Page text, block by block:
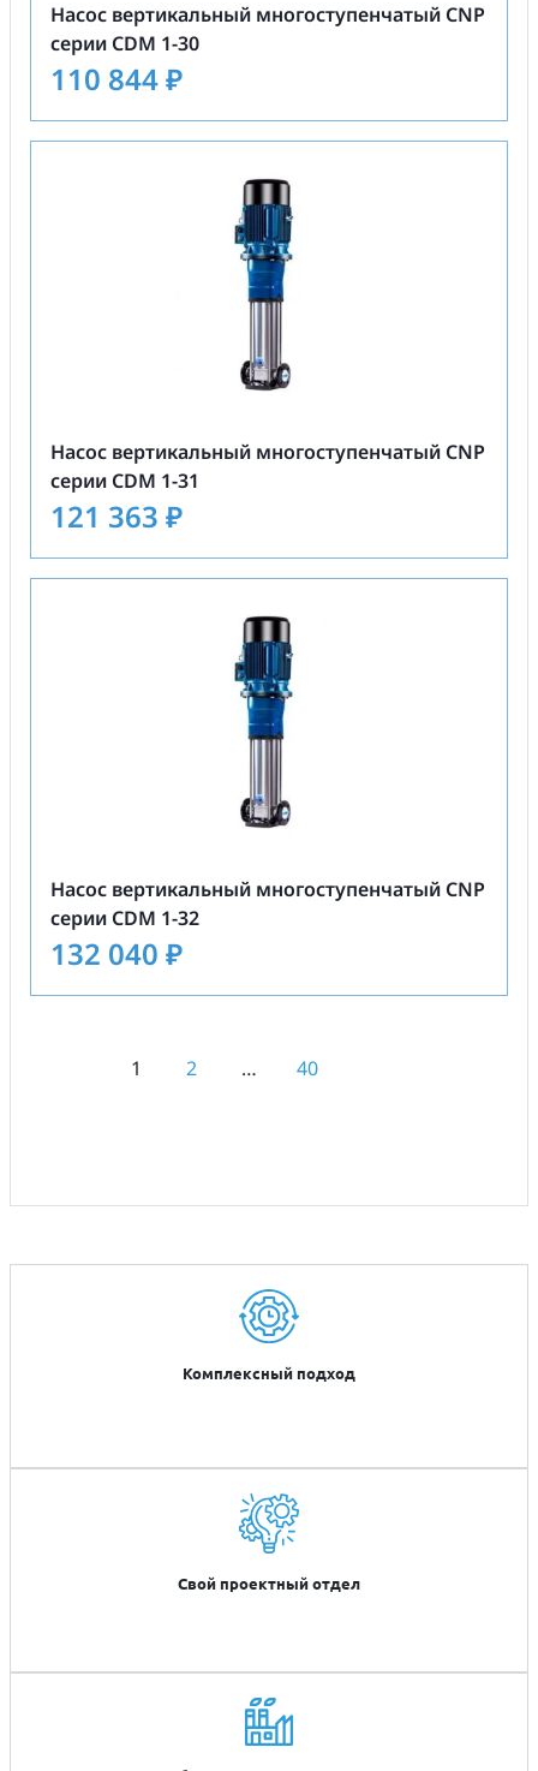
Насос вертикальный многоступенчатый CNP
серии CDM 1-30
110 844₽
Насос вертикальный многоступенчатый CNP
серии CDM 1-31
121 363 ₽
Насос вертикальный многоступенчатый CNP
серии CDM 1-32
132 040 ₽
1 2 … 40
Комплексный подход
Свой проектный отдел